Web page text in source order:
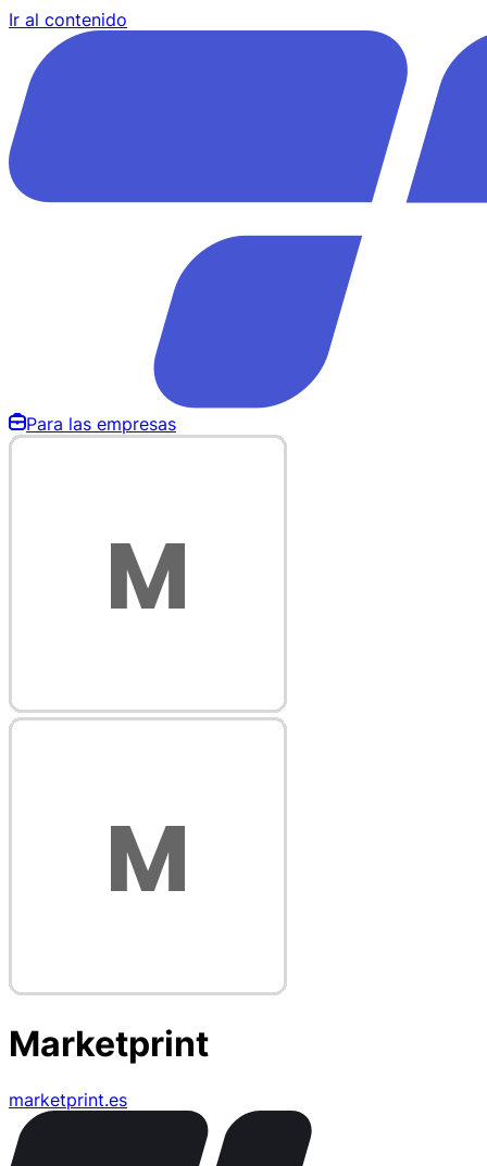
Ir al contenido
Para las empresas
Marketprint
marketprint.es